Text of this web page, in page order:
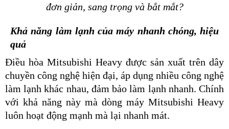
đơn giản, sang trọng và bắt mắt?
Khả năng làm lạnh của máy nhanh chóng, hiệu
quả
Điều hòa Mitsubishi Heavy được sản xuất trên dây
chuyền công nghệ hiện đại, áp dụng nhiều công nghệ
làm lạnh khác nhau, đảm bảo làm lạnh nhanh. Chính
với khả năng này mà dòng máy Mitsubishi Heavy
luôn hoạt động mạnh mà lại nhanh mát.